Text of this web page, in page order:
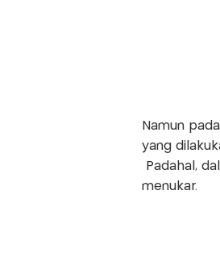
Namun
yang
Padahal,
menukar.